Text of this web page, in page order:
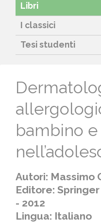
Libri
I classici
Tesi studenti
bambino e
Autori: Massimo
Editore:
- 2012
Lingua: Italiano